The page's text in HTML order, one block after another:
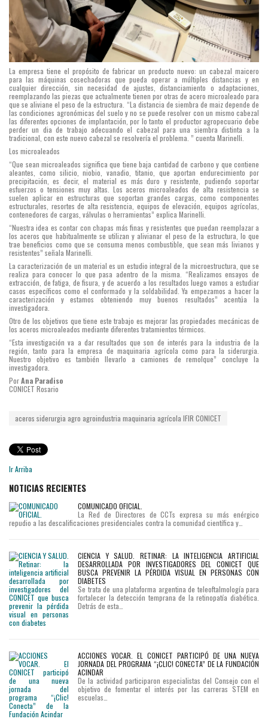
La empresa tiene el propósito de fabricar un producto nuevo: un cabezal maicero
para las máquinas cosechadoras que pueda operar a múltiples distancias y en
cualquier dirección, sin necesidad de ajustes, distanciamiento o adaptaciones,
reemplazando las piezas que actualmente tienen por otras de acero microaleado para
que se aliviane el peso de la estructura. “La distancia de siembra de maiz depende de
las condiciones agronómicas del suelo y no se puede resolver con un mismo cabezal
las diferentes opciones de implantación, por lo tanto el productor agropecuario debe
perder un dia de trabajo adecuando el cabezal para una siembra distinta a la
tradicional, con este nuevo cabezal se resolvería el problema. ” cuenta Marinelli.
Los microaleados
“Que sean microaleados significa que tiene baja cantidad de carbono y que contiene
aleantes, como silicio, niobio, vanadio, titanio, que aportan endurecimiento por
precipitación, es decir, el material es más duro y resistente, pudiendo soportar
esfuerzos o tensiones muy altas. Los aceros microaleados de alta resistencia se
suelen aplicar en estructuras que soportan grandes cargas, como componentes
estructurales, resortes de alta resistencia, equipos de elevación, equipos agrícolas,
contenedores de cargas, válvulas o herramientas” explica Marinelli.
“Nuestra idea es contar con chapas más finas y resistentes que puedan reemplazar a
los aceros que habitualmente se utilizan y alivianar el peso de la estructura, lo que
trae beneficios como que se consuma menos combustible, que sean más livianos y
resistentes” señala Marinelli.
La caracterización de un material es un estudio integral de la microestructura, que se
realiza para conocer lo que pasa adentro de la misma. “Realizamos ensayos de
extracción, de fatiga, de fisura, y de acuerdo a los resultados luego vamos a estudiar
casos específicos como el conformado y la soldabilidad. Ya empezamos a hacer la
caracterización y estamos obteniendo muy buenos resultados” acentúa la
investigadora.
Otro de los objetivos que tiene este trabajo es mejorar las propiedades mecánicas de
los aceros microaleados mediante diferentes tratamientos térmicos.
“Esta investigación va a dar resultados que son de interés para la industria de la
región, tanto para la empresa de maquinaria agrícola como para la siderurgia.
Nuestro objetivo es también llevarlo a camiones de remolque” concluye la
investigadora.
PorAna Paradiso
CONICET Rosario
aceros siderurgia agro agroindustria maquinaria agrícola IFIR CONICET
Ir Arriba
NOTICIAS RECIENTES
COMUNICADO OFICIAL.
La Red de Directores de CCTs expresa su más enérgico
repudio a las descalificaciones presidenciales contra la comunidad científica y…
CIENCIA Y SALUD. RETINAR: LA INTELIGENCIA ARTIFICIAL
DESARROLLADA POR INVESTIGADORES DEL CONICET QUE
BUSCA PREVENIR LA PÉRDIDA VISUAL EN PERSONAS CON
DIABETES
Se trata de una plataforma argentina de teleoftalmología para
fortalecer la detección temprana de la retinopatía diabética.
Detrás de esta…
ACCIONES VOCAR. EL CONICET PARTICIPÓ DE UNA NUEVA
JORNADA DEL PROGRAMA “¡CLIC! CONECTA” DE LA FUNDACIÓN
ACINDAR
De la actividad participaron especialistas del Consejo con el
objetivo de fomentar el interés por las carreras STEM en
escuelas…